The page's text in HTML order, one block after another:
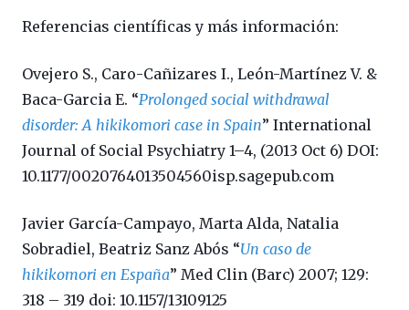
Referencias científicas y más información:
Ovejero S., Caro-Cañizares I., León-Martínez V. &
Baca-Garcia E. “Prolonged social withdrawal
disorder: A hikikomori case in Spain” International
Journal of Social Psychiatry 1–4, (2013 Oct 6) DOI:
10.1177/0020764013504560isp.sagepub.com
Javier García-Campayo, Marta Alda, Natalia
Sobradiel, Beatriz Sanz Abós “Un caso de
hikikomori en España” Med Clin (Barc) 2007; 129:
318 – 319 doi: 10.1157/13109125